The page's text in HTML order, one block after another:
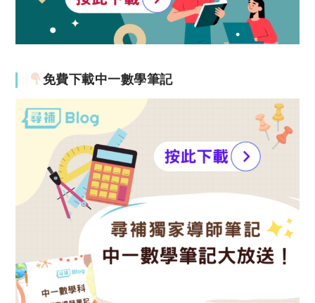
免費下載中一數學筆記